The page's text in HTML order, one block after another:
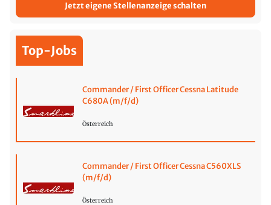
Jetzt eigene Stellenanzeige schalten
Top-Jobs
Commander / First Officer Cessna Latitude
C680A (m/f/d)
Österreich
Commander / First Officer Cessna C560XLS
(m/f/d)
Österreich